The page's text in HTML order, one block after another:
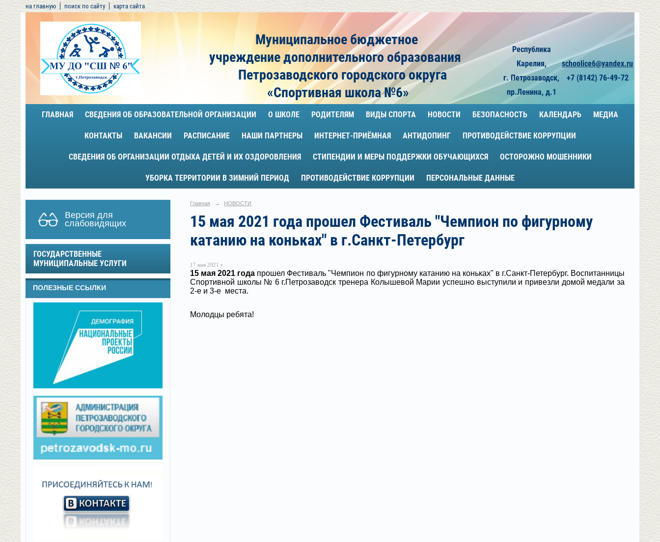
на главную поиск по сайту карта сайта
Муниципальное бюджетное
учреждениедополнительного образования
Петрозаводского городского округа
«Спортивная школа №6»
Республика
Карелия,
г. Петрозаводск,
пр.Ленина, д.1
schoolice6@yandex.ru
+7 (8142) 76-49-72
ГЛАВНАЯ СВЕДЕНИЯ ОБ ОБРАЗОВАТЕЛЬНОЙ ОРГАНИЗАЦИИ О ШКОЛЕ РОДИТЕЛЯМ ВИДЫ СПОРТА НОВОСТИ БЕЗОПАСНОСТЬ КАЛЕНДАРЬ МЕДИА
КОНТАКТЫ ВАКАНСИИ РАСПИСАНИЕ НАШИ ПАРТНЕРЫ ИНТЕРНЕТ-ПРИЁМНАЯ АНТИДОПИНГ ПРОТИВОДЕЙСТВИЕ КОРРУПЦИИ
СВЕДЕНИЯ ОБ ОРГАНИЗАЦИИ ОТДЫХА ДЕТЕЙ И ИХ ОЗДОРОВЛЕНИЯ СТИПЕНДИИ И МЕРЫ ПОДДЕРЖКИ ОБУЧАЮЩИХСЯ ОСТОРОЖНО МОШЕННИКИ
УБОРКА ТЕРРИТОРИИ В ЗИМНИЙ ПЕРИОД ПРОТИВОДЕЙСТВИЕ КОРРУПЦИИ ПЕРСОНАЛЬНЫЕ ДАННЫЕ
Версия для
слабовидящих
ГОСУДАРСТВЕННЫЕ
МУНИЦИПАЛЬНЫЕ УСЛУГИ
ПОЛЕЗНЫЕ ССЫЛКИ
Главная → НОВОСТИ
15 мая 2021 года прошел Фестиваль "Чемпион по фигурному
катанию на коньках" в г.Санкт-Петербург
17 мая 2021 г.
15 мая 2021 года прошел Фестиваль "Чемпион по фигурному катанию на коньках" в г.Санкт-Петербург. Воспитанницы
Спортивной школы № 6 г.Петрозаводск тренера Колышевой Марии успешно выступили и привезли домой медали за
2-е и 3-е места.
Молодцы ребята!